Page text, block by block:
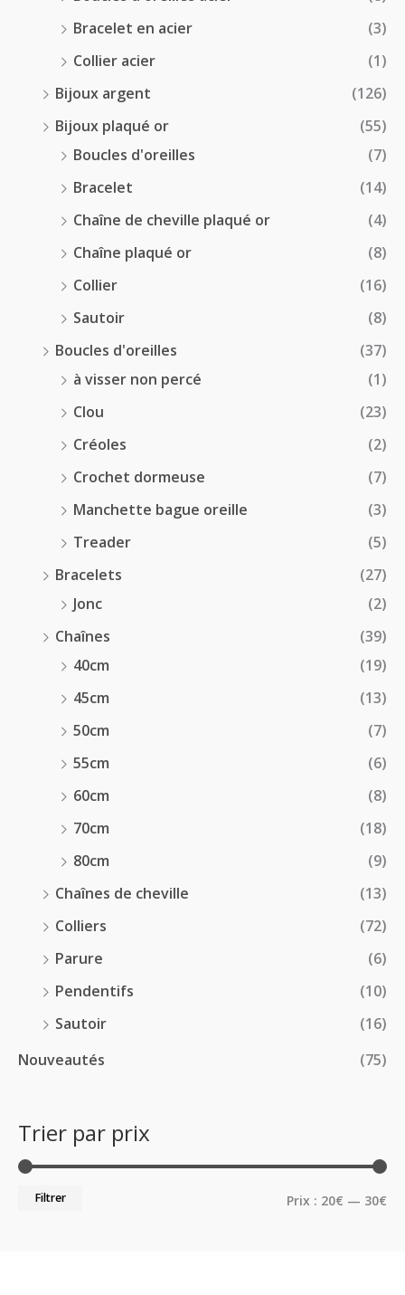
Bracelet en acier
(3)
Collier acier
(1)
Bijoux argent
(126)
Bijoux plaqué or
(55)
Boucles d'oreilles
(7)
Bracelet
(14)
Chaîne de cheville plaqué or
(4)
Chaîne plaqué or
(8)
Collier
(16)
Sautoir
(8)
Boucles d'oreilles
(37)
à visser non percé
(1)
Clou
(23)
Créoles
(2)
Crochet dormeuse
(7)
Manchette bague oreille
(3)
Treader
(5)
Bracelets
(27)
Jonc
(2)
Chaînes
(39)
40cm
(19)
45cm
(13)
50cm
(7)
55cm
(6)
60cm
(8)
70cm
(18)
80cm
(9)
Chaînes de cheville
(13)
Colliers
(72)
Parure
(6)
Pendentifs
(10)
Sautoir
(16)
Nouveautés
(75)
Trier par prix
Filtrer Prix : 20€ — 30€